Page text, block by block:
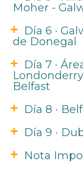
Moher -
Día 6 ·
de Donegal
Día 7 ·
Belfast
Día 8 ·
Día 9 ·
Nota